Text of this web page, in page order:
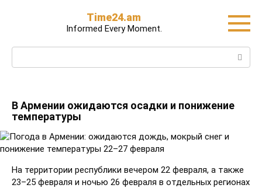
Time24.am
Informed Every Moment.
Search:
В Армении ожидаются осадки и понижение
температуры
На территории республики вечером 22 февраля, а также
23–25 февраля и ночью 26 февраля в отдельных регионах